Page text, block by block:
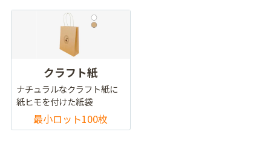
クラフト紙
ナチュラルなクラフト紙に
紙ヒモを付けた紙袋
最小ロット100枚